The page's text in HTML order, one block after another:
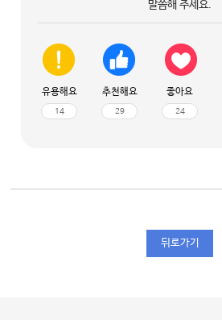
말씀해 주세요.
유용해요
14
추천해요
29
좋아요
24
뒤로가기